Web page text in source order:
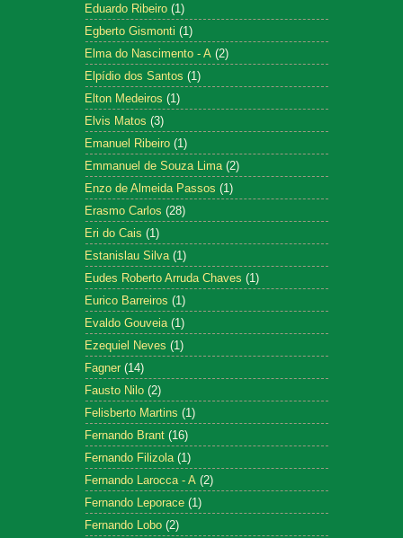
Eduardo Ribeiro (1)
Egberto Gismonti (1)
Elma do Nascimento - A (2)
Elpídio dos Santos (1)
Elton Medeiros (1)
Elvis Matos (3)
Emanuel Ribeiro (1)
Emmanuel de Souza Lima (2)
Enzo de Almeida Passos (1)
Erasmo Carlos (28)
Eri do Cais (1)
Estanislau Silva (1)
Eudes Roberto Arruda Chaves (1)
Eurico Barreiros (1)
Evaldo Gouveia (1)
Ezequiel Neves (1)
Fagner (14)
Fausto Nilo (2)
Felisberto Martins (1)
Fernando Brant (16)
Fernando Filizola (1)
Fernando Larocca - A (2)
Fernando Leporace (1)
Fernando Lobo (2)